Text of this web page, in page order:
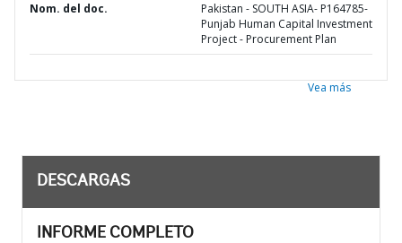
Nom. del doc.
Pakistan - SOUTH ASIA- P164785-
Punjab Human Capital Investment
Project - Procurement Plan
Vea más
DESCARGAS
INFORME COMPLETO